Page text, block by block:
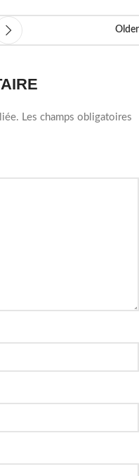
Older
Les champs obligatoires